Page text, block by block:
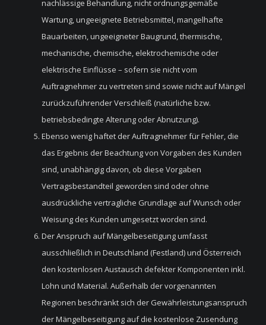
nachlässige Behandlung, nicht ordnungsgemäße
Wartung, ungeeignete Betriebsmittel, mangelhafte
Bauarbeiten, ungeeigneter Baugrund, thermische,
mechanische, chemische, elektrochemische oder
elektrische Einflüsse – sofern sie nicht vom
Auftragnehmer zu vertreten sind sowie nicht auf Mängel
zurückzuführender Verschleiß (natürliche bzw.
betriebsbedingte Alterung oder Abnutzung).
Ebenso wenig haftet der Auftragnehmer für Fehler, die
das Ergebnis der Beachtung von Vorgaben des Kunden
sind, unabhängig davon, ob diese Vorgaben
Vertragsbestandteil geworden sind oder ohne
ausdrückliche vertragliche Grundlage auf Wunsch oder
Weisung des Kunden umgesetzt worden sind.
Der Anspruch auf Mängelbeseitigung umfasst
ausschließlich in Deutschland (Festland) und Österreich
den kostenlosen Austausch defekter Komponenten inkl.
Lohn und Material. Außerhalb der vorgenannten
Regionen beschränkt sich der Gewährleistungsanspruch
der Mängelbeseitigung auf die kostenlose Zusendung